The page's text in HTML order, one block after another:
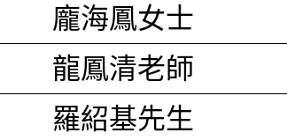
龐海鳳女士
龍鳳清老師
羅紹基先生